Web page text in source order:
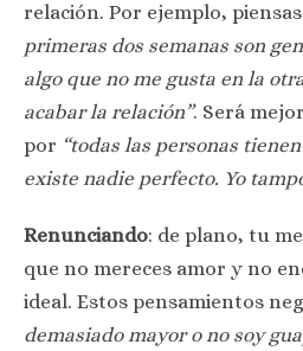
relación. Por ejemplo,
primeras dos semanas son
algo que no me gusta en la
acabar la relación”. Será
por “todas las personas
existe nadie perfecto. Yo
Renunciando: de plano, tu
que no mereces amor y no
ideal. Estos pensamientos
demasiado mayor o no soy